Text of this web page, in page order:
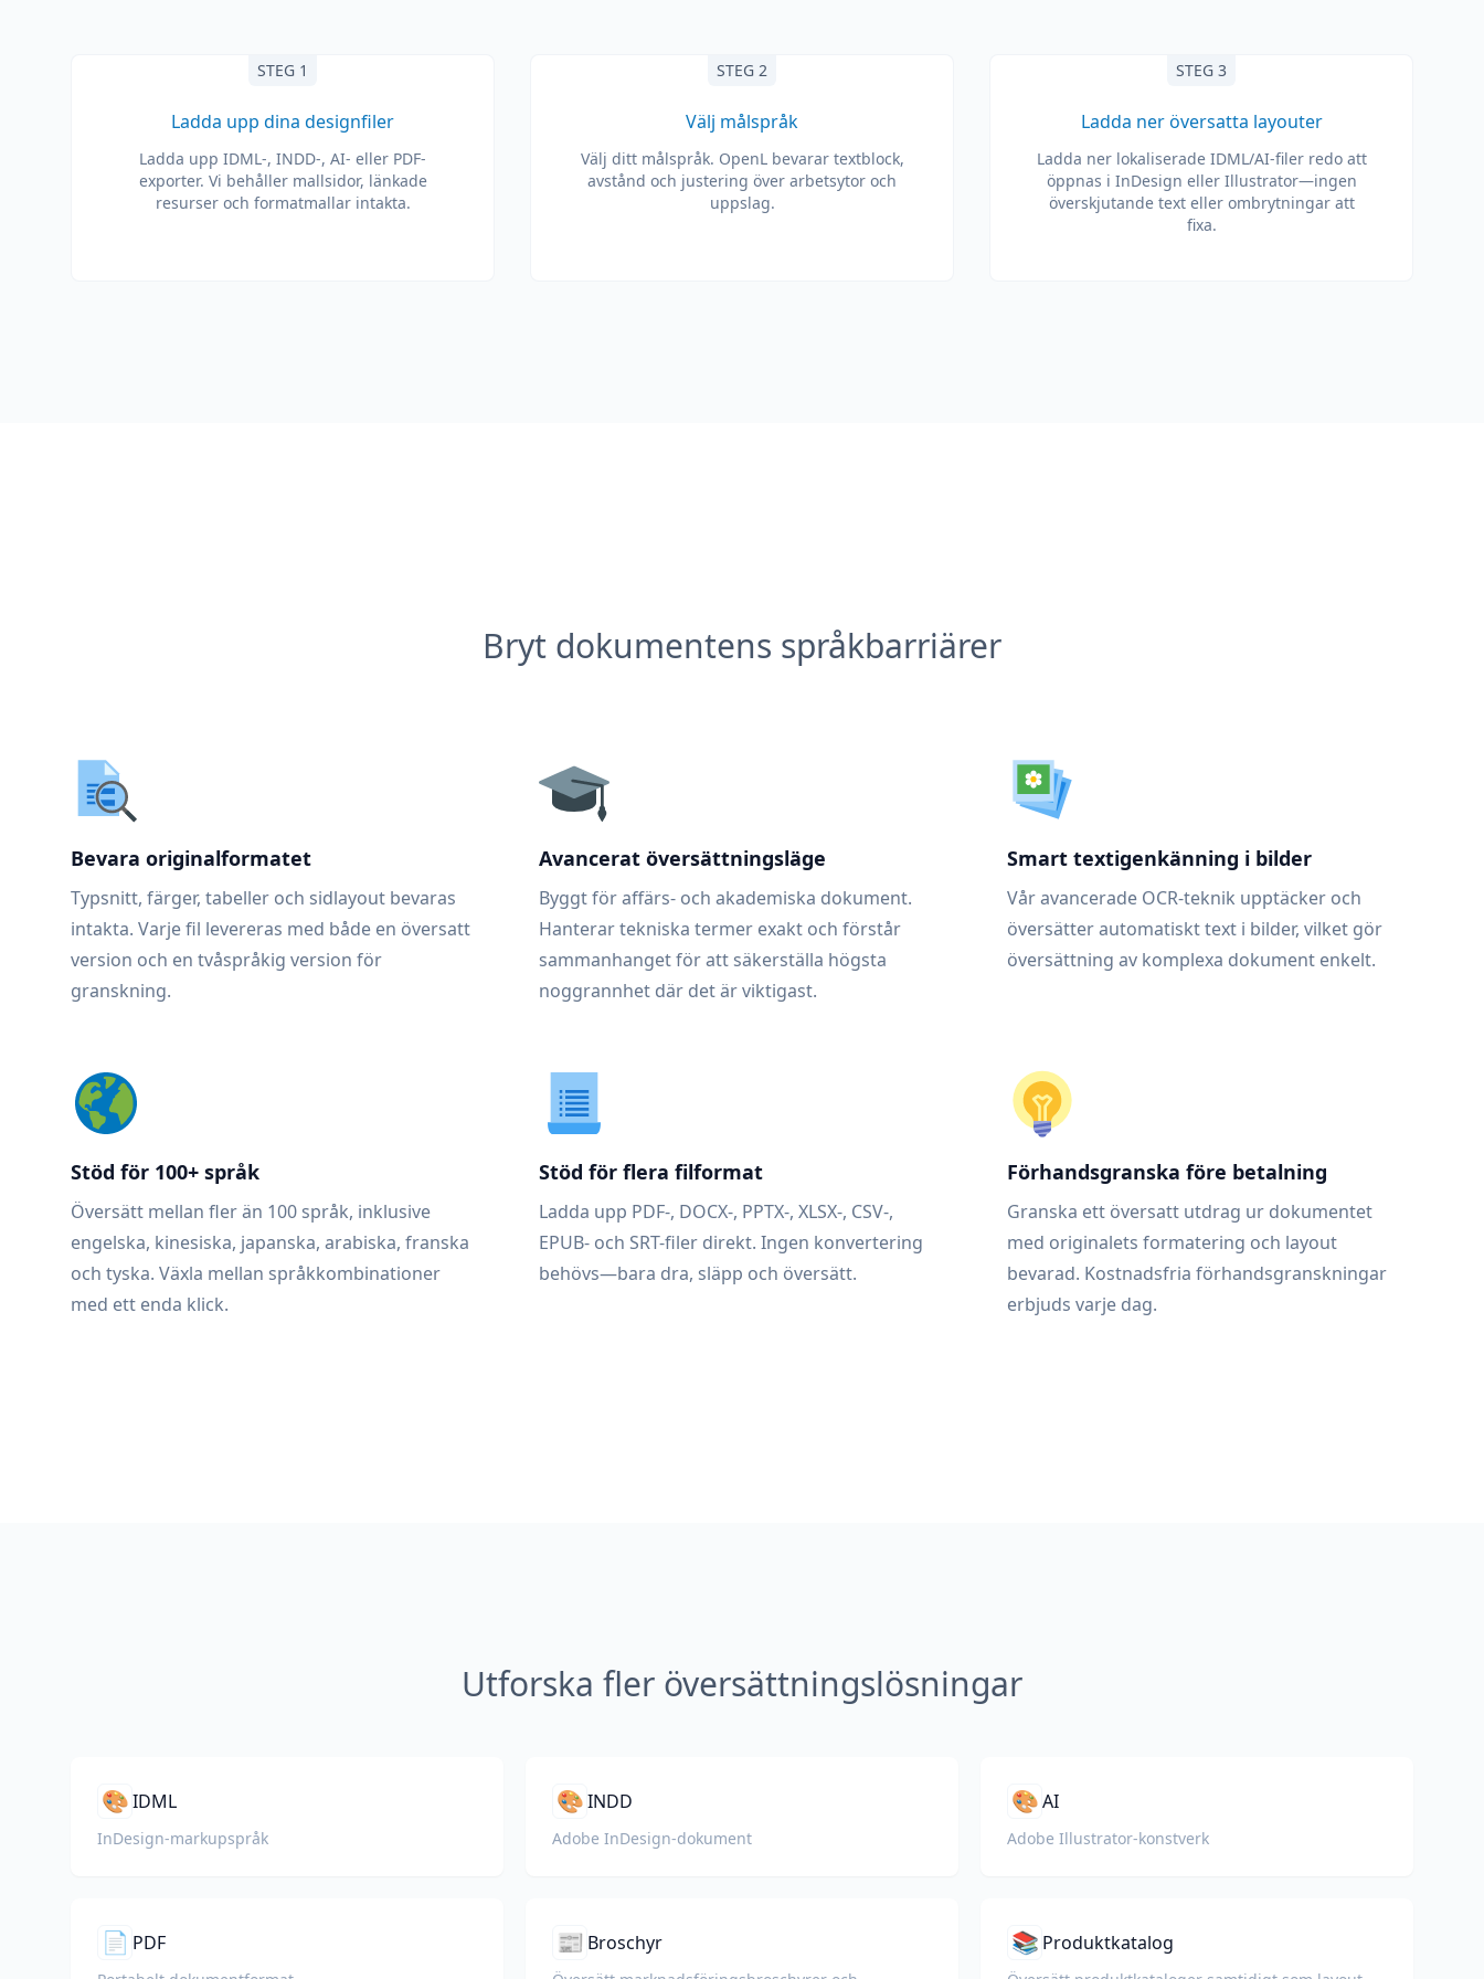
STEG 1
Ladda upp dina designfiler
Ladda upp IDML-, INDD-, AI- eller PDF-
exporter. Vi behåller mallsidor, länkade
resurser och formatmallar intakta.
STEG 2
Välj målspråk
Välj ditt målspråk. OpenL bevarar textblock,
avstånd och justering över arbetsytor och
uppslag.
STEG 3
Ladda ner översatta layouter
Ladda ner lokaliserade IDML/AI-filer redo att
öppnas i InDesign eller Illustrator—ingen
överskjutande text eller ombrytningar att
fixa.
Bryt dokumentens språkbarriärer
Bevara originalformatet
Typsnitt, färger, tabeller och sidlayout bevaras
intakta. Varje fil levereras med både en översatt
version och en tvåspråkig version för
granskning.
Avancerat översättningsläge
Byggt för affärs- och akademiska dokument.
Hanterar tekniska termer exakt och förstår
sammanhanget för att säkerställa högsta
noggrannhet där det är viktigast.
Smart textigenkänning i bilder
Vår avancerade OCR-teknik upptäcker och
översätter automatiskt text i bilder, vilket gör
översättning av komplexa dokument enkelt.
Stöd för 100+ språk
Översätt mellan fler än 100 språk, inklusive
engelska, kinesiska, japanska, arabiska, franska
och tyska. Växla mellan språkkombinationer
med ett enda klick.
Stöd för flera filformat
Ladda upp PDF-, DOCX-, PPTX-, XLSX-, CSV-,
EPUB- och SRT-filer direkt. Ingen konvertering
behövs—bara dra, släpp och översätt.
Förhandsgranska före betalning
Granska ett översatt utdrag ur dokumentet
med originalets formatering och layout
bevarad. Kostnadsfria förhandsgranskningar
erbjuds varje dag.
Utforska fler översättningslösningar
🎨IDML
InDesign-markupspråk
🎨INDD
Adobe InDesign-dokument
🎨AI
Adobe Illustrator-konstverk
📄 PDF 📰 Broschyr 📚 Produktkatalog